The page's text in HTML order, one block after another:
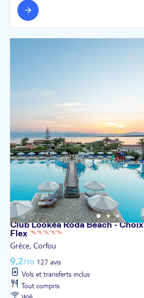
Club Lookéa Roda Beach - Choix
Flex
Grèce, Corfou
9,2/10 127 avis
Vols et transferts inclus
Tout compris